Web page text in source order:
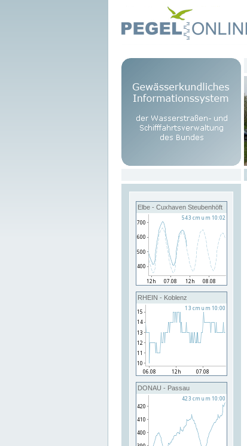
Elbe - Cuxhaven Steubenhöft
RHEIN - Koblenz
DONAU - Passau